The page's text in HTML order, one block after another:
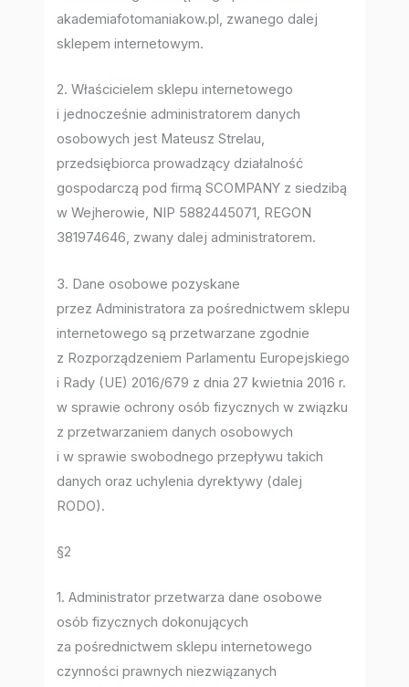
akademiafotomaniakow.pl, zwanego dalej
sklepem internetowym.
2. Właścicielem sklepu internetowego
i jednocześnie administratorem danych
osobowych jest Mateusz Strelau,
przedsiębiorca prowadzący działalność
gospodarczą pod firmą SCOMPANY z siedzibą
w Wejherowie, NIP 5882445071, REGON
381974646, zwany dalej administratorem.
3. Dane osobowe pozyskane
przez Administratora za pośrednictwem sklepu
internetowego są przetwarzane zgodnie
z Rozporządzeniem Parlamentu Europejskiego
i Rady (UE) 2016/679 z dnia 27 kwietnia 2016 r.
w sprawie ochrony osób fizycznych w związku
z przetwarzaniem danych osobowych
i w sprawie swobodnego przepływu takich
danych oraz uchylenia dyrektywy (dalej
RODO).
§2
1. Administrator przetwarza dane osobowe
osób fizycznych dokonujących
za pośrednictwem sklepu internetowego
czynności prawnych niezwiązanych